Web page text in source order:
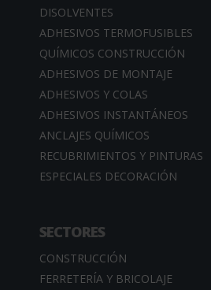
DISOLVENTES
ADHESIVOS TERMOFUSIBLES
QUÍMICOS CONSTRUCCIÓN
ADHESIVOS DE MONTAJE
ADHESIVOS Y COLAS
ADHESIVOS INSTANTÁNEOS
ANCLAJES QUÍMICOS
RECUBRIMIENTOS Y PINTURAS
ESPECIALES DECORACIÓN
SECTORES
CONSTRUCCIÓN
FERRETERÍA Y BRICOLAJE